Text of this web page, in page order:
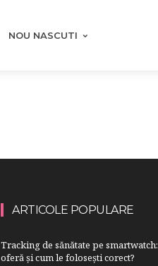
NOU NASCUTI
ARTICOLE POPULARE
Tracking de sănătate pe
oferă și cum le folosești corect?